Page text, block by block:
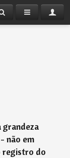
grandeza
não em
registro do